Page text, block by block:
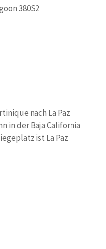
380S2
nach La Paz
in der Baja California
ist La Paz